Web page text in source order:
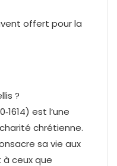
offert pour la
?
est l’une
chrétienne.
sa vie aux
ceux que